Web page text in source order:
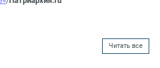
Читать все